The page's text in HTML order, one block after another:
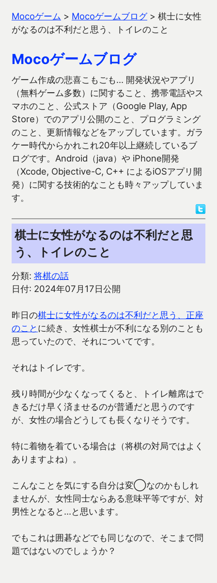
Mocoゲーム > Mocoゲームブログ> 棋士に女性
がなるのは不利だと思う、トイレのこと
Mocoゲームブログ
ゲーム作成の悲喜こもごも… 開発状況やアプリ
（無料ゲーム多数）に関すること、携帯電話やス
マホのこと、公式ストア（Google Play, App
Store）でのアプリ公開のこと、プログラミング
のこと、更新情報などをアップしています。ガラ
ケー時代からかれこれ20年以上継続しているブ
ログです。Android（java）や iPhone開発
（Xcode, Objective-C, C++ によるiOSアプリ開
発）に関する技術的なことも時々アップしていま
す。
棋士に女性がなるのは不利だと思
う、トイレのこと
分類: 将棋の話
日付: 2024年07月17日公開
昨日の棋士に女性がなるのは不利だと思う、正座
のこと に続き、女性棋士が不利になる別のことも
思っていたので、それについてです。
それはトイレです。
残り時間が少なくなってくると、トイレ離席はで
きるだけ早く済ませるのが普通だと思うのです
が、女性の場合どうしても長くなりそうです。
特に着物を着ている場合は（将棋の対局ではよく
ありますよね）。
こんなことを気にする自分は変◯なのかもしれ
ませんが、女性同士ならある意味平等ですが、対
男性となると…と思います。
でもこれは囲碁などでも同じなので、そこまで問
題ではないのでしょうか？